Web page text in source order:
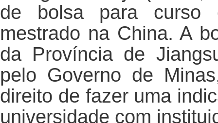
de bolsa para curso
mestrado na China. A
da Província de
pelo Governo de
direito de fazer uma
universidade com